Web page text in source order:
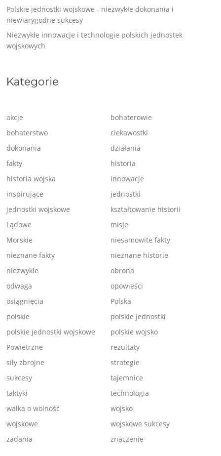
Polskie jednostki wojskowe - niezwykłe dokonania i
niewiarygodne sukcesy
Niezwykłe innowacje i technologie polskich jednostek
wojskowych
Kategorie
akcje
bohaterowie
bohaterstwo
ciekawostki
dokonania
działania
fakty
historia
historia wojska
innowacje
inspirujące
jednostki
jednostki wojskowe
kształtowanie historii
Lądowe
misje
Morskie
niesamowite fakty
nieznane fakty
nieznane historie
niezwykłe
obrona
odwaga
opowieści
osiągnięcia
Polska
polskie
polskie jednostki
polskie jednostki wojskowe
polskie wojsko
Powietrzne
rezultaty
siły zbrojne
strategie
sukcesy
tajemnice
taktyki
technologia
walka o wolność
wojsko
wojskowe
wojskowe sukcesy
zadania
znaczenie